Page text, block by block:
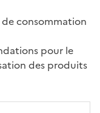
consommation
pour le
des produits